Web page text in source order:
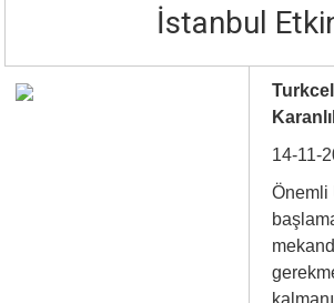
İstanbul
14-11-
Önemli